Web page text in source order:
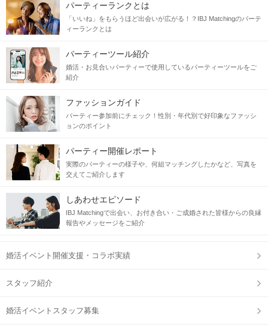
パーティーランクとは
「いいね」をもらうほど出会いが広がる！？IBJ Matchingのパーテ
ィーランクとは
パーティーツール紹介
婚活・お見合いパーティーで使用しているパーティーツールをご
紹介
ファッションガイド
パーティー参加前にチェック！性別・年代別で好印象なファッシ
ョンのポイント
パーティー開催レポート
実際のパーティーの様子や、何組マッチングしたかなど、写真を
交えてご紹介します
しあわせエピソード
IBJ Matchingで出会い、お付き合い・ご成婚された皆様からの良縁
報告やメッセージをご紹介
婚活イベント開催支援・コラボ実績
スタッフ紹介
婚活イベントスタッフ募集